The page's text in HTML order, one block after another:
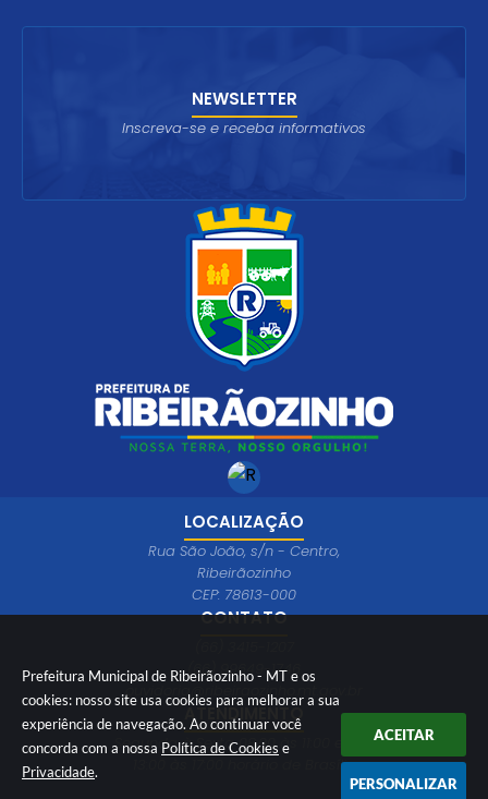
Prefeitura Municipal de Ribeirãozinho - MT e os
cookies: nosso site usa cookies para melhorar a sua
experiência de navegação. Ao continuar você
concorda com a nossa Política de Cookies e
Privacidade.
ACEITAR
PERSONALIZAR
LOCALIZAÇÃO
Rua São João, s/n - Centro,
Ribeirãozinho
CEP: 78613-000
CONTATO
(66) 99649-1746
ouvidoria@ribeiraozinho.mt.gov.br
ATENDIMENTO
Segunda à Sexta 08:00 às 11:00 e das
13:00 às 17:00 horário de Brasília
NEWSLETTER
Inscreva-se e receba informativos